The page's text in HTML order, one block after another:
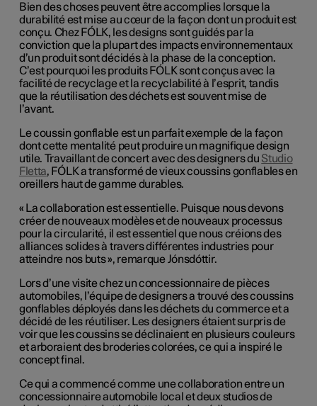
Bien des choses peuvent être accomplies lorsque la
durabilité est mise au cœur de la façon dont un produit est
conçu. Chez FÓLK, les designs sont guidés par la
conviction que la plupart des impacts environnementaux
d’un produit sont décidés à la phase de la conception.
C’est pourquoi les produits FÓLK sont conçus avec la
facilité de recyclage et la recyclabilité à l’esprit, tandis
que la réutilisation des déchets est souvent mise de
l’avant.
Le coussin gonflable est un parfait exemple de la façon
dont cette mentalité peut produire un magnifique design
utile. Travaillant de concert avec des designers du Studio
Fletta, FÓLK a transformé de vieux coussins gonflables en
oreillers haut de gamme durables.
« La collaboration est essentielle. Puisque nous devons
créer de nouveaux modèles et de nouveaux processus
pour la circularité, il est essentiel que nous créions des
alliances solides à travers différentes industries pour
atteindre nos buts », remarque Jónsdóttir.
Lors d’une visite chez un concessionnaire de pièces
automobiles, l’équipe de designers a trouvé des coussins
gonflables déployés dans les déchets du commerce et a
décidé de les réutiliser. Les designers étaient surpris de
voir que les coussins se déclinaient en plusieurs couleurs
et arboraient des broderies colorées, ce qui a inspiré le
concept final.
Ce qui a commencé comme une collaboration entre un
concessionnaire automobile local et deux studios de